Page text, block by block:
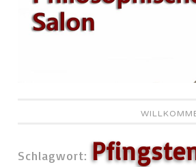
Schlagwort: